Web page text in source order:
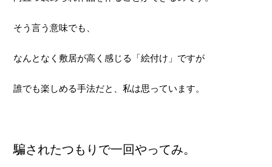
そう言う意味でも、
なんとなく敷居が高く感じる「絵付け」ですが
誰でも楽しめる手法だと、私は思っています。
騙されたつもりで一回やってみ。